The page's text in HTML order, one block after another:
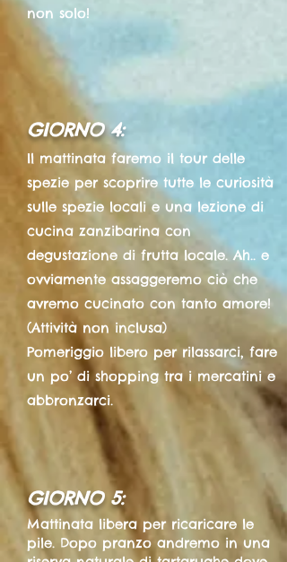
non solo!
GIORNO 4:
Il mattinata faremo il tour delle
spezie per scoprire tutte le curiosità
sulle spezie locali e una lezione di
cucina zanzibarina con
degustazione di frutta locale. Ah.. e
ovviamente assaggeremo ciò che
avremo cucinato con tanto amore!
(Attività non inclusa)
Pomeriggio libero per rilassarci, fare
un po’ di shopping tra i mercatini e
abbronzarci.
GIORNO 5:
Mattinata libera per ricaricare le
pile. Dopo pranzo andremo in una